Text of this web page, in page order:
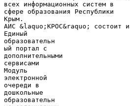
всех информационных систем в
сфере образования Республики
Крым.
АИС &laquo;КРОС&raquo; состоит
Единый
образовательн
ый портал с
дополнительными
сервисами
Модуль
электронной
очереди в
дошкольные
образовательн